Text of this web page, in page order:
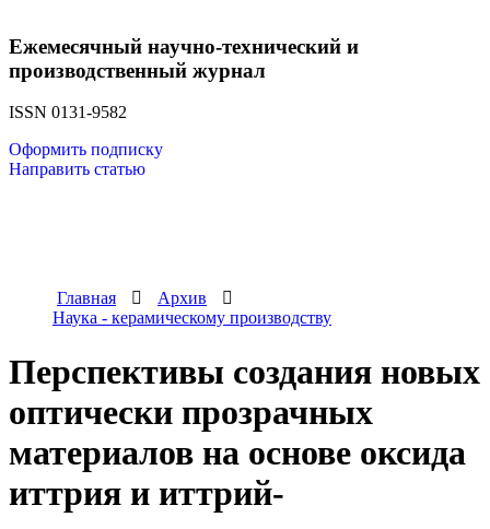
Ежемесячный научно-технический и
производственный журнал
ISSN 0131-9582
Оформить подписку
Направить статью
Главная
Архив
Наука - керамическому производству
Перспективы создания новых
оптически прозрачных
материалов на основе оксида
иттрия и иттрий-